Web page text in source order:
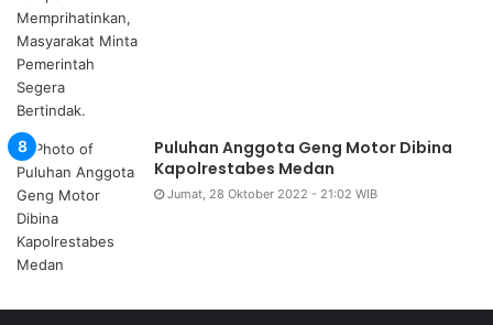
Puluhan Anggota Geng Motor Dibina
Kapolrestabes Medan
Jumat, 28 Oktober 2022 - 21:02 WIB